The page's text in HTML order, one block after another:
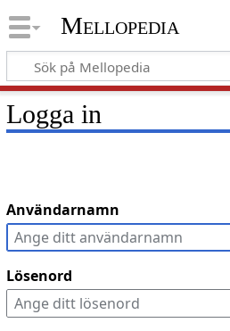
Mellopedia
Logga in
Användarnamn
Lösenord